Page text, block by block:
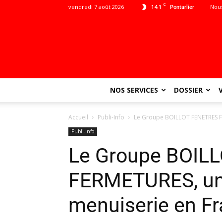
14.1 C Pontarlier
vendredi 7 août 2026
NOS SERVICES DOSSIER
Accueil Publi-Info Le Groupe BOILLOT
Publi-Info
Le Groupe
FERMETURES,
menuiserie en